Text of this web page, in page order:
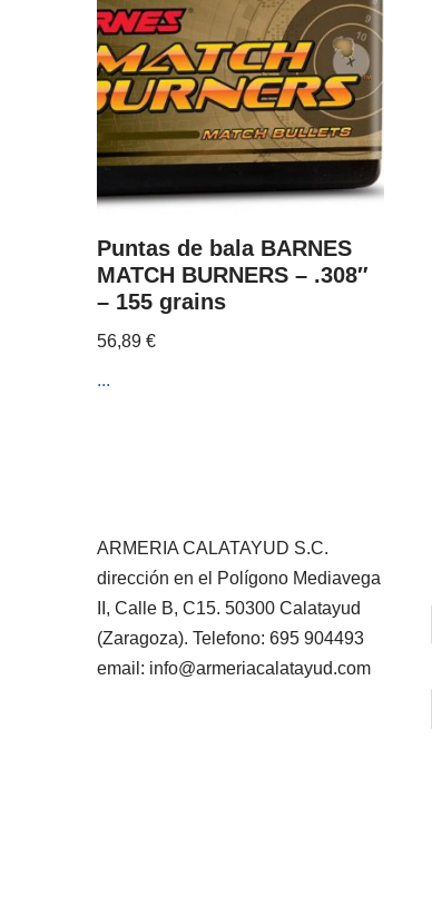
Puntas de bala BARNES
MATCH BURNERS – .308″
– 155 grains
56,89 €
...
ARMERIA CALATAYUD S.C.
dirección en el Polígono Mediavega
II, Calle B, C15. 50300 Calatayud
(Zaragoza). Telefono: 695 904493
email: info@armeriacalatayud.com